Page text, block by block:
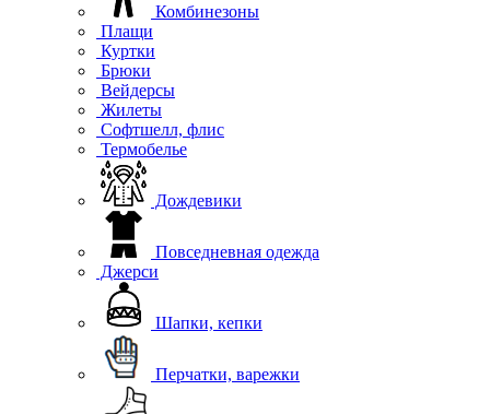
Комбинезоны
Плащи
Куртки
Брюки
Вейдерсы
Жилеты
Софтшелл, флис
Термобелье
Дождевики
Повседневная одежда
Джерси
Шапки, кепки
Перчатки, варежки